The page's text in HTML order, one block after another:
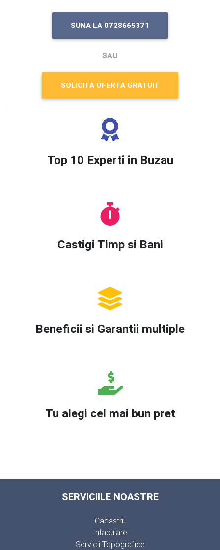
SUNA LA 0728665371
SAU
SOLICITA OFERTA GRATUIT
Top 10 Experti in Buzau
Castigi Timp si Bani
Beneficii si Garantii multiple
Tu alegi cel mai bun pret
SERVICIILE NOASTRE
Cadastru
Intabulare
Servicii Topografice